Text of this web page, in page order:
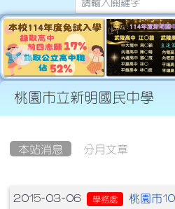
桃園市立新明國民中學
本站消息 分月文章
文章列表
2015-03-06 學務處
桃園市